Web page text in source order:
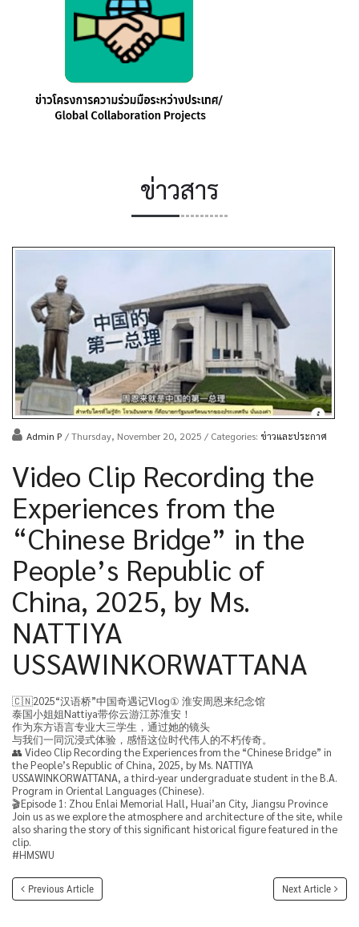
ข่าวสาร
Admin P / Thursday, November 20, 2025 / Categories: ข่าวและประกาศ
Video Clip Recording the
Experiences from the
“Chinese Bridge” in the
People’s Republic of
China, 2025, by Ms.
NATTIYA
USSAWINKORWATTANA
🇨🇳2025“汉语桥”中国奇遇记Vlog① 淮安周恩来纪念馆
泰国小姐姐Nattiya带你云游江苏淮安！
作为东方语言专业大三学生，通过她的镜头
与我们一同沉浸式体验，感悟这位时代伟人的不朽传奇。
👥 Video Clip Recording the Experiences from the “Chinese Bridge” in
the People’s Republic of China, 2025, by Ms. NATTIYA
USSAWINKORWATTANA, a third-year undergraduate student in the B.A.
Program in Oriental Languages (Chinese).
🎬Episode 1: Zhou Enlai Memorial Hall, Huai’an City, Jiangsu Province
Join us as we explore the atmosphere and architecture of the site, while
also sharing the story of this significant historical figure featured in the
clip.
#HMSWU
Previous Article Next Article